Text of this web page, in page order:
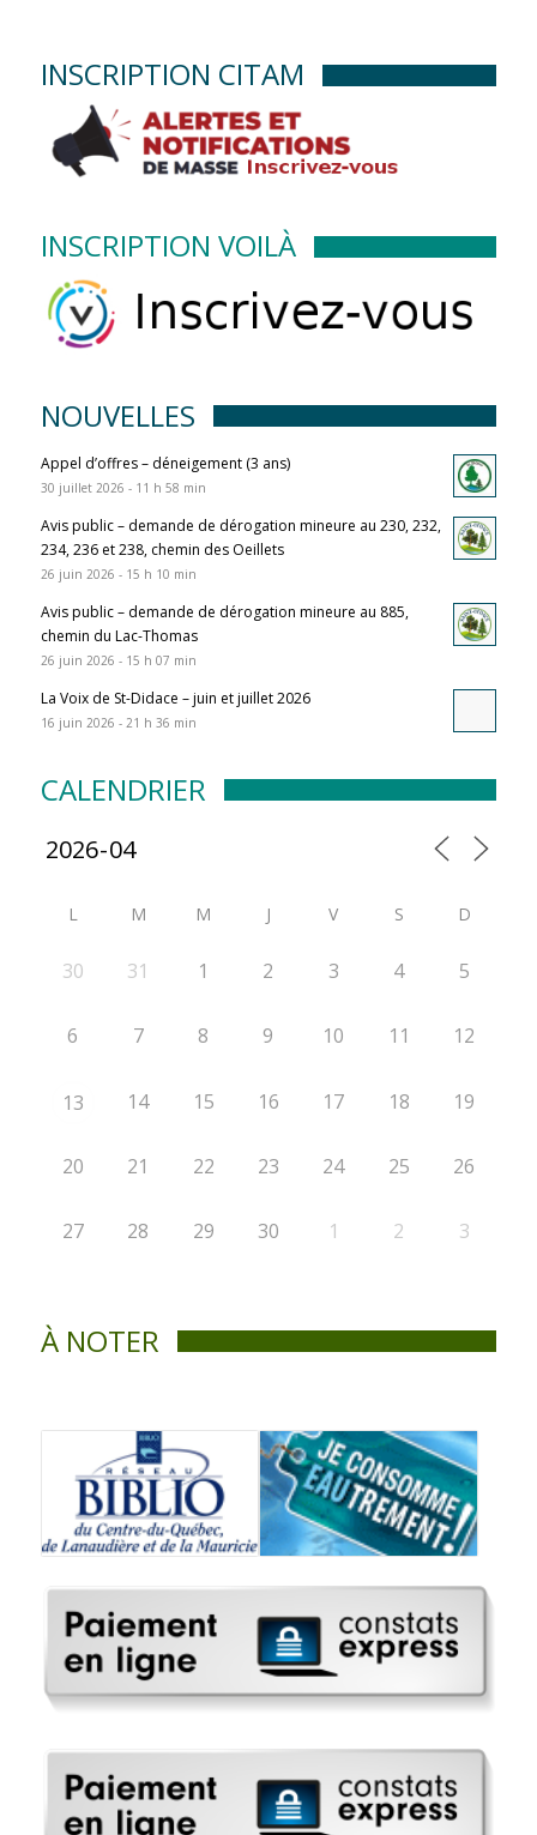
INSCRIPTION CITAM
INSCRIPTION VOILÀ
NOUVELLES
Appel d’offres – déneigement (3 ans)
30 juillet 2026 - 11 h 58 min
Avis public – demande de dérogation mineure au 230, 232,
234, 236 et 238, chemin des Oeillets
26 juin 2026 - 15 h 10 min
Avis public – demande de dérogation mineure au 885,
chemin du Lac-Thomas
26 juin 2026 - 15 h 07 min
La Voix de St-Didace – juin et juillet 2026
16 juin 2026 - 21 h 36 min
CALENDRIER
L M M J V S D
30 31 1 2 3 4 5
6 7 8 9 10 11 12
13 14 15 16 17 18 19
20 21 22 23 24 25 26
27 28 29 30 1 2 3
À NOTER